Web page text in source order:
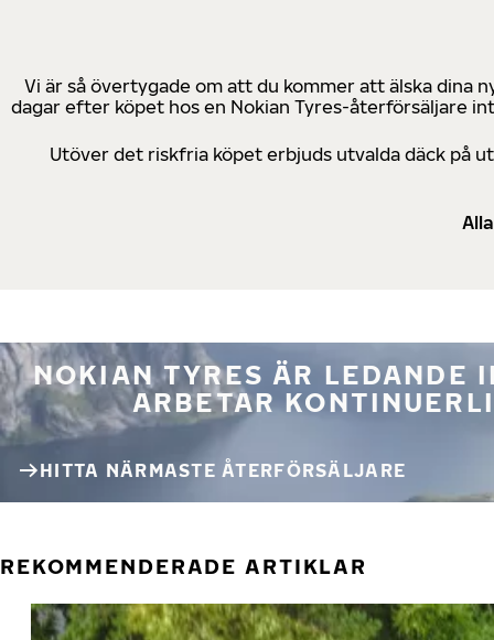
Vi är så övertygade om att du kommer att älska dina
dagar efter köpet hos en Nokian Tyres-återförsäljare
Utöver det riskfria köpet erbjuds utvalda däck på
NOKIAN TYRES ÄR LEDANDE
ARBETAR
HITTA NÄRMASTE ÅTERFÖRSÄLJARE
REKOMMENDERADE ARTIKLAR